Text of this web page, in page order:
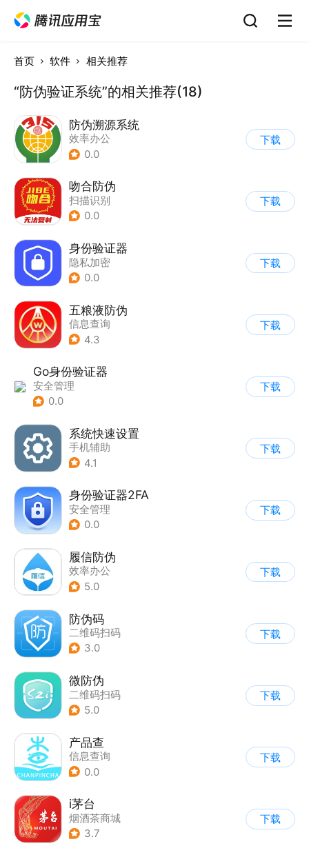
首页 软件 相关推荐
“防伪验证系统”的相关推荐(18)
防伪溯源系统
效率办公
0.0
下载
吻合防伪
扫描识别
0.0
下载
身份验证器
隐私加密
0.0
下载
五粮液防伪
信息查询
4.3
下载
Go身份验证器
安全管理
0.0
下载
系统快速设置
手机辅助
4.1
下载
身份验证器2FA
安全管理
0.0
下载
履信防伪
效率办公
5.0
下载
防伪码
二维码扫码
3.0
下载
微防伪
二维码扫码
5.0
下载
产品查
信息查询
0.0
下载
i茅台
烟酒茶商城
3.7
下载